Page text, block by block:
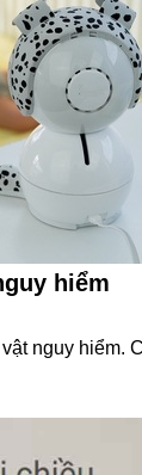
hiểm
nguy hiểm.